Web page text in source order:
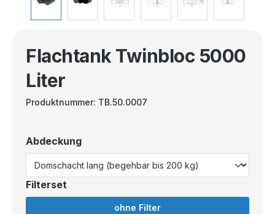
Flachtank Twinbloc 5000
Liter
Produktnummer: TB.50.0007
Abdeckung
Filterset
ohne Filter